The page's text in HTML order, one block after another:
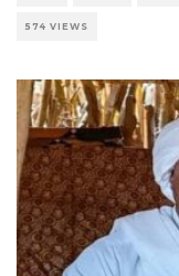
574 VIEWS